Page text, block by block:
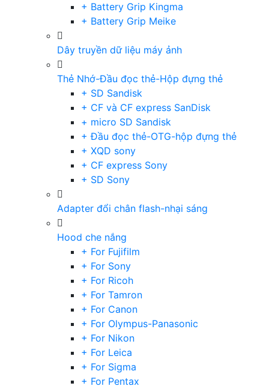
+ Battery Grip Kingma
+ Battery Grip Meike
Dây truyền dữ liệu máy ảnh
Thẻ Nhớ-Đầu đọc thẻ-Hộp đựng thẻ
+ SD Sandisk
+ CF và CF express SanDisk
+ micro SD Sandisk
+ Đầu đọc thẻ-OTG-hộp đựng thẻ
+ XQD sony
+ CF express Sony
+ SD Sony
Adapter đổi chân flash-nhại sáng
Hood che nắng
+ For Fujifilm
+ For Sony
+ For Ricoh
+ For Tamron
+ For Canon
+ For Olympus-Panasonic
+ For Nikon
+ For Leica
+ For Sigma
+ For Pentax